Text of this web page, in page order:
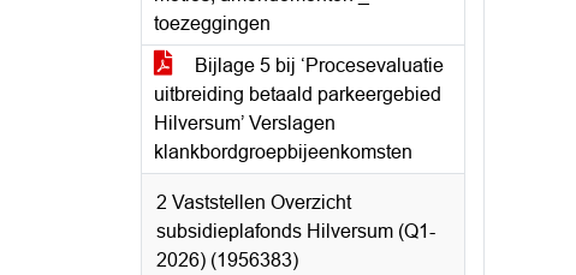
toezeggingen
Bijlage 5 bij ‘Procesevaluatie
uitbreiding betaald parkeergebied
Hilversum’ Verslagen
klankbordgroepbijeenkomsten
2 Vaststellen Overzicht
subsidieplafonds Hilversum (Q1-
2026) (1956383)